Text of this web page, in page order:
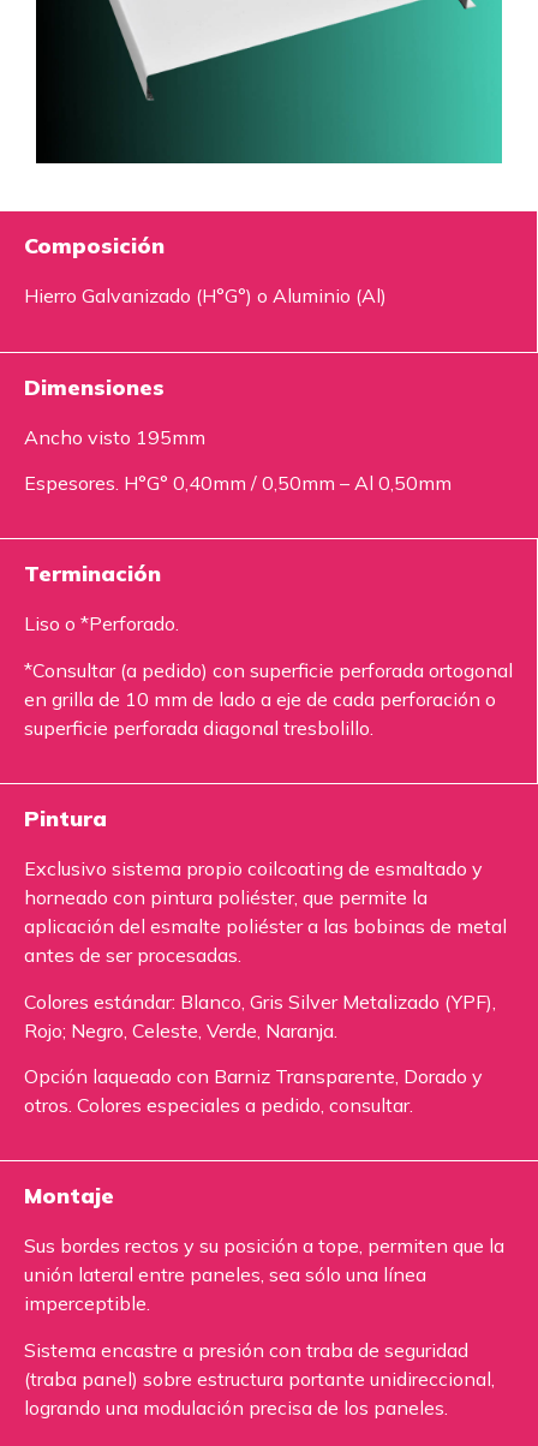
Composición
Hierro Galvanizado (H°G°) o Aluminio (Al)
Dimensiones
Ancho visto 195mm
Espesores. H°G° 0,40mm / 0,50mm – Al 0,50mm
Terminación
Liso o *Perforado.
*Consultar (a pedido) con superficie perforada ortogonal
en grilla de 10 mm de lado a eje de cada perforación o
superficie perforada diagonal tresbolillo.
Pintura
Exclusivo sistema propio coilcoating de esmaltado y
horneado con pintura poliéster, que permite la
aplicación del esmalte poliéster a las bobinas de metal
antes de ser procesadas.
Colores estándar: Blanco, Gris Silver Metalizado (YPF),
Rojo; Negro, Celeste, Verde, Naranja.
Opción laqueado con Barniz Transparente, Dorado y
otros. Colores especiales a pedido, consultar.
Montaje
Sus bordes rectos y su posición a tope, permiten que la
unión lateral entre paneles, sea sólo una línea
imperceptible.
Sistema encastre a presión con traba de seguridad
(traba panel) sobre estructura portante unidireccional,
logrando una modulación precisa de los paneles.